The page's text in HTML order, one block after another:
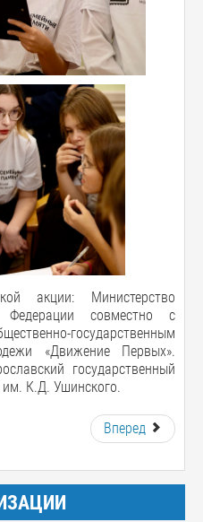
акции: Министерство
Федерации совместно с
государственным
«Движение Первых».
государственный
им. К.Д. Ушинского.
Вперед